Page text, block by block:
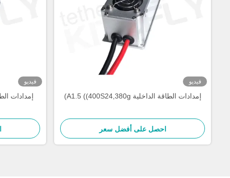
فيديو
إمدادات الطاقة الداخلية A1.5 ((400S24,380g)
احصل على أفضل سعر
فيديو